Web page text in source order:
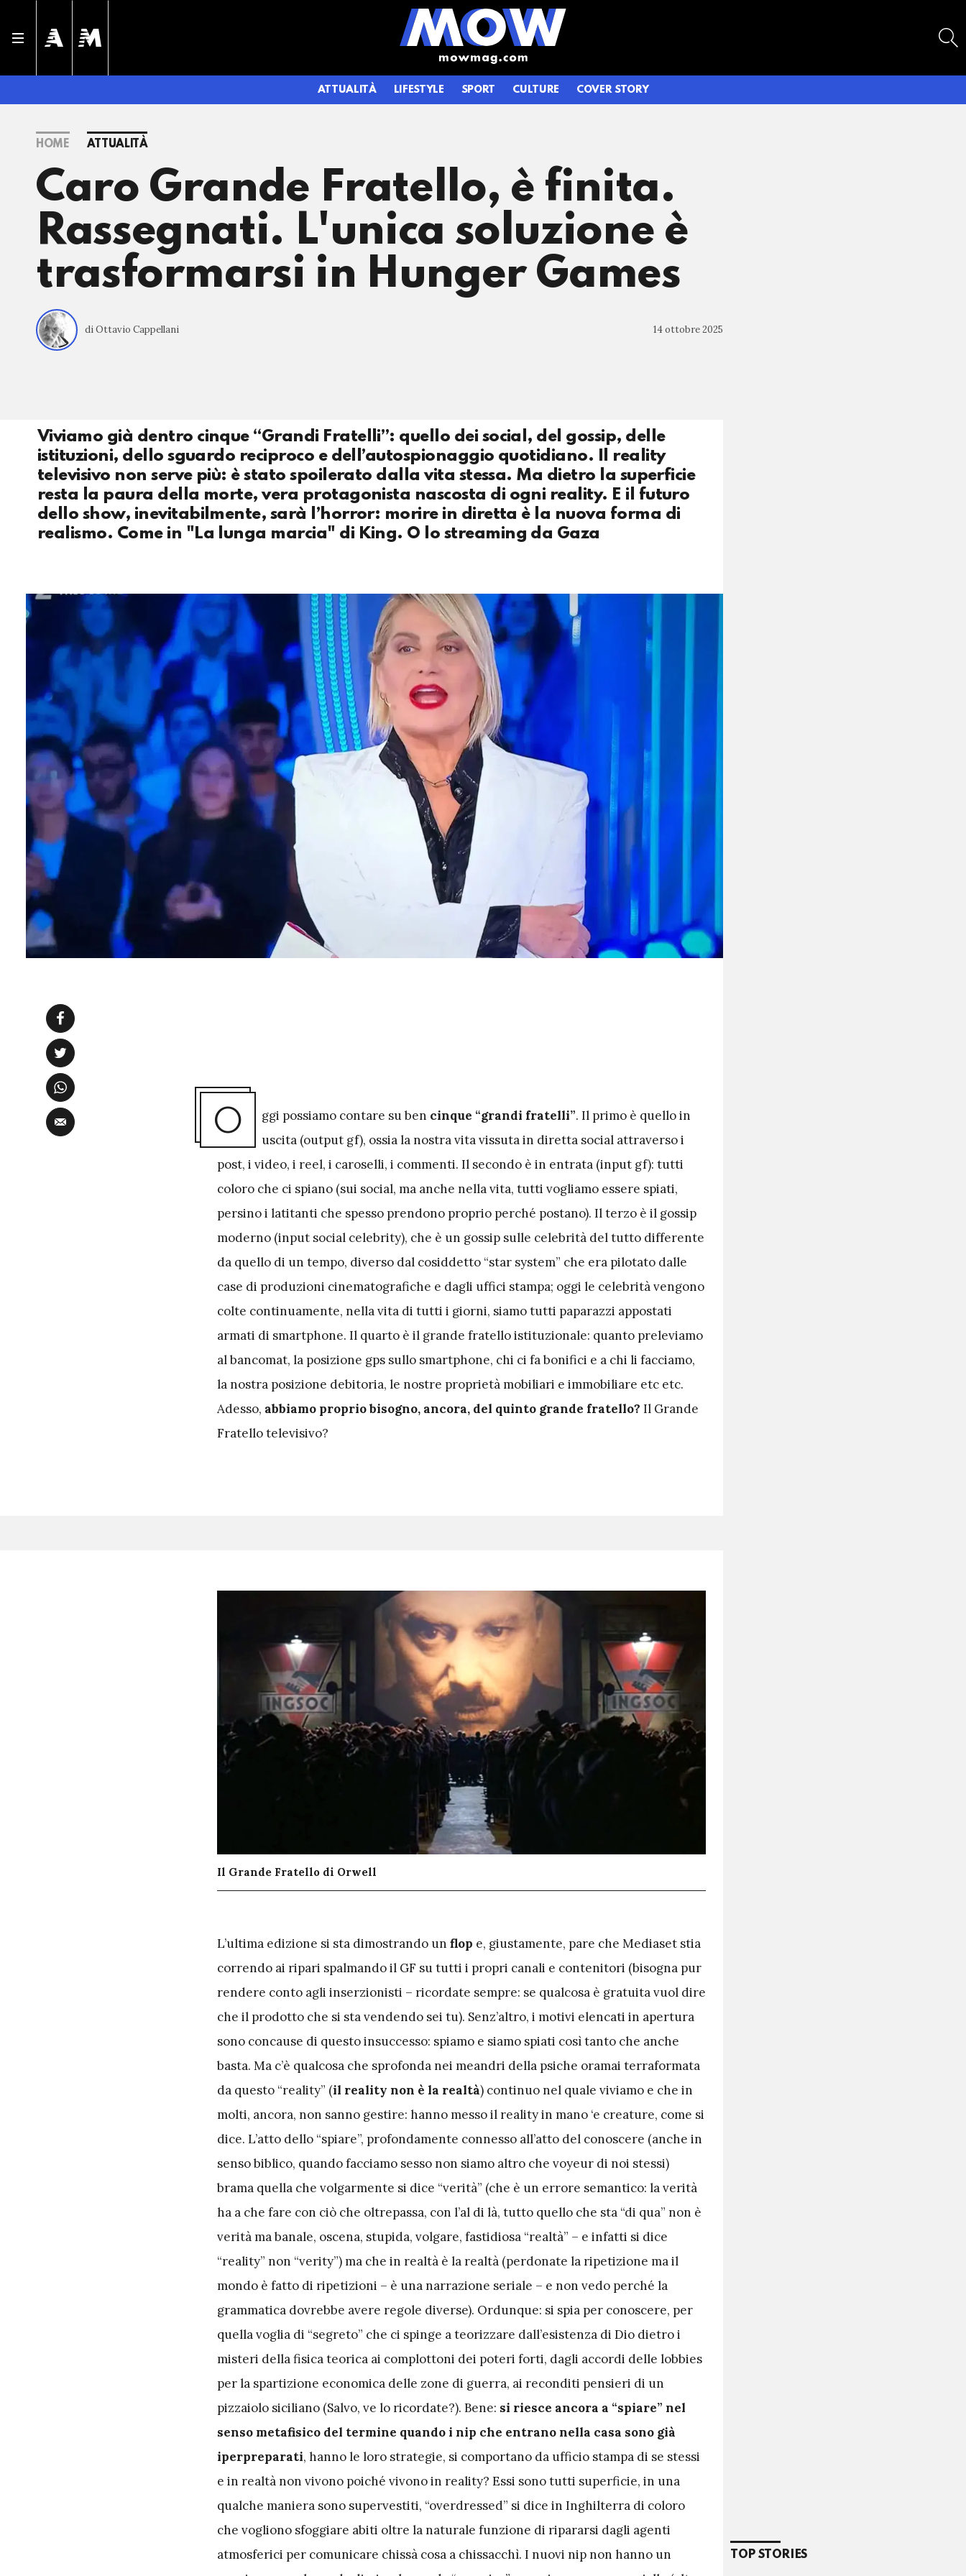
ATTUALITÀ LIFESTYLE SPORT CULTURE COVER STORY
HOME ATTUALITÀ
Caro Grande Fratello, è finita.
Rassegnati. L'unica soluzione è
trasformarsi in Hunger Games
di Ottavio Cappellani 14 ottobre 2025
Viviamo già dentro cinque “Grandi Fratelli”: quello dei social, del gossip, delle
istituzioni, dello sguardo reciproco e dell’autospionaggio quotidiano. Il reality
televisivo non serve più: è stato spoilerato dalla vita stessa. Ma dietro la superficie
resta la paura della morte, vera protagonista nascosta di ogni reality. E il futuro
dello show, inevitabilmente, sarà l’horror: morire in diretta è la nuova forma di
realismo. Come in "La lunga marcia" di King. O lo streaming da Gaza
O ggi possiamo contare su ben cinque “grandi fratelli”. Il primo è quello in
uscita (output gf), ossia la nostra vita vissuta in diretta social attraverso i
post, i video, i reel, i caroselli, i commenti. Il secondo è in entrata (input gf): tutti
coloro che ci spiano (sui social, ma anche nella vita, tutti vogliamo essere spiati,
persino i latitanti che spesso prendono proprio perché postano). Il terzo è il gossip
moderno (input social celebrity), che è un gossip sulle celebrità del tutto differente
da quello di un tempo, diverso dal cosiddetto “star system” che era pilotato dalle
case di produzioni cinematografiche e dagli uffici stampa; oggi le celebrità vengono
colte continuamente, nella vita di tutti i giorni, siamo tutti paparazzi appostati
armati di smartphone. Il quarto è il grande fratello istituzionale: quanto preleviamo
al bancomat, la posizione gps sullo smartphone, chi ci fa bonifici e a chi li facciamo,
la nostra posizione debitoria, le nostre proprietà mobiliari e immobiliare etc etc.
Adesso, abbiamo proprio bisogno, ancora, del quinto grande fratello? Il Grande
Fratello televisivo?
Il Grande Fratello di Orwell
L’ultima edizione si sta dimostrando un flop e, giustamente, pare che Mediaset stia
correndo ai ripari spalmando il GF su tutti i propri canali e contenitori (bisogna pur
rendere conto agli inserzionisti – ricordate sempre: se qualcosa è gratuita vuol dire
che il prodotto che si sta vendendo sei tu). Senz’altro, i motivi elencati in apertura
sono concause di questo insuccesso: spiamo e siamo spiati così tanto che anche
basta. Ma c’è qualcosa che sprofonda nei meandri della psiche oramai terraformata
da questo “reality” (il reality non è la realtà) continuo nel quale viviamo e che in
molti, ancora, non sanno gestire: hanno messo il reality in mano ‘e creature, come si
dice. L’atto dello “spiare”, profondamente connesso all’atto del conoscere (anche in
senso biblico, quando facciamo sesso non siamo altro che voyeur di noi stessi)
brama quella che volgarmente si dice “verità” (che è un errore semantico: la verità
ha a che fare con ciò che oltrepassa, con l’al di là, tutto quello che sta “di qua” non è
verità ma banale, oscena, stupida, volgare, fastidiosa “realtà” – e infatti si dice
“reality” non “verity”) ma che in realtà è la realtà (perdonate la ripetizione ma il
mondo è fatto di ripetizioni – è una narrazione seriale – e non vedo perché la
grammatica dovrebbe avere regole diverse). Ordunque: si spia per conoscere, per
quella voglia di “segreto” che ci spinge a teorizzare dall’esistenza di Dio dietro i
misteri della fisica teorica ai complottoni dei poteri forti, dagli accordi delle lobbies
per la spartizione economica delle zone di guerra, ai reconditi pensieri di un
pizzaiolo siciliano (Salvo, ve lo ricordate?). Bene: si riesce ancora a “spiare” nel
senso metafisico del termine quando i nip che entrano nella casa sono già
iperpreparati, hanno le loro strategie, si comportano da ufficio stampa di se stessi
e in realtà non vivono poiché vivono in reality? Essi sono tutti superficie, in una
qualche maniera sono supervestiti, “overdressed” si dice in Inghilterra di coloro
che vogliono sfoggiare abiti oltre la naturale funzione di ripararsi dagli agenti
atmosferici per comunicare chissà cosa a chissacchì. I nuovi nip non hanno un
TOP STORIES